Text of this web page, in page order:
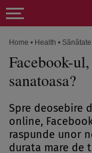
Home • Health • Sănătate
Facebook-
sanatoasa?
Spre deosebire
online,
raspunde unor
durata mare de